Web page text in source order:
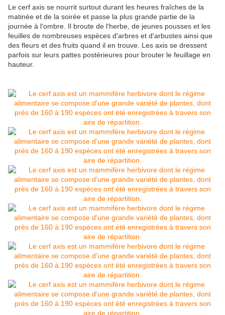
Le cerf axis se nourrit surtout durant les heures fraîches de la
matinée et de la soirée et passe la plus grande partie de la
journée à l'ombre. Il broute de l'herbe, de jeunes pousses et les
feuilles de nombreuses espèces d'arbres et d'arbustes ainsi que
des fleurs et des fruits quand il en trouve. Les axis se dressent
parfois sur leurs pattes postérieures pour brouter le feuillage en
hauteur.